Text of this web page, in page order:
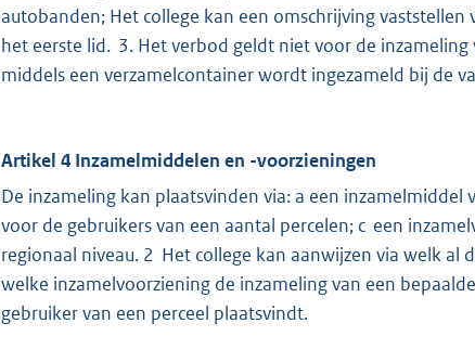
autobanden; Het college kan een omschrijving
het eerste lid. 3. Het verbod geldt niet voor de
middels een verzamelcontainer wordt ingezameld bij de
Artikel 4 Inzamelmiddelen en -voorzieningen
De inzameling kan plaatsvinden via: a een
voor de gebruikers van een aantal percelen; c een
regionaal niveau. 2 Het college kan aanwijzen via welk
welke inzamelvoorziening de inzameling van een
gebruiker van een perceel plaatsvindt.